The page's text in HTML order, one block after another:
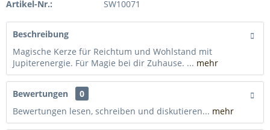
Artikel-Nr.: SW10071
Beschreibung
Magische Kerze für Reichtum und Wohlstand mit
Jupiterenergie. Für Magie bei dir Zuhause. ... mehr
Bewertungen
0
Bewertungen lesen, schreiben und diskutieren... mehr